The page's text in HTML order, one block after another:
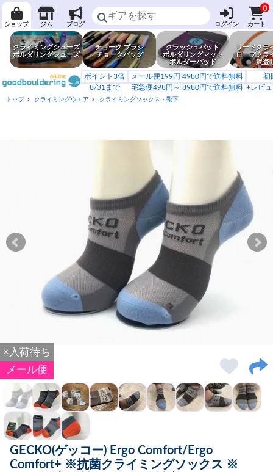
ショップ ジム ブログ ログイン
0
カート
クライミングシューズ
ボルダリングシューズ
チョーク ブラシ
チョークバッグ
クラッシュパッド
ボルダリングマット
ボルダーパッド
リードクラ
ロープクラ
沢登
ポイント3倍
8/31まで
メール便199円 4980円で送料無料
宅急便498円～ 8980円で送料無料
初
+レビ
トップ クライミングウエア クライミングソックス・靴下
×入荷待ち
メール便
GECKO(ゲッコー) Ergo Comfort/Ergo
Comfort+ ※抗菌クライミングソックス ※